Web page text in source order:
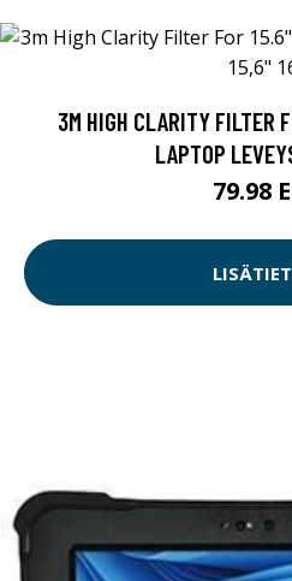
3M HIGH CLARITY FILTER
LAPTOP
79.98